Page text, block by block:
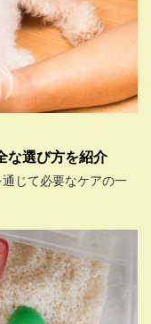
な選び方を紹介
じて必要なケアの一